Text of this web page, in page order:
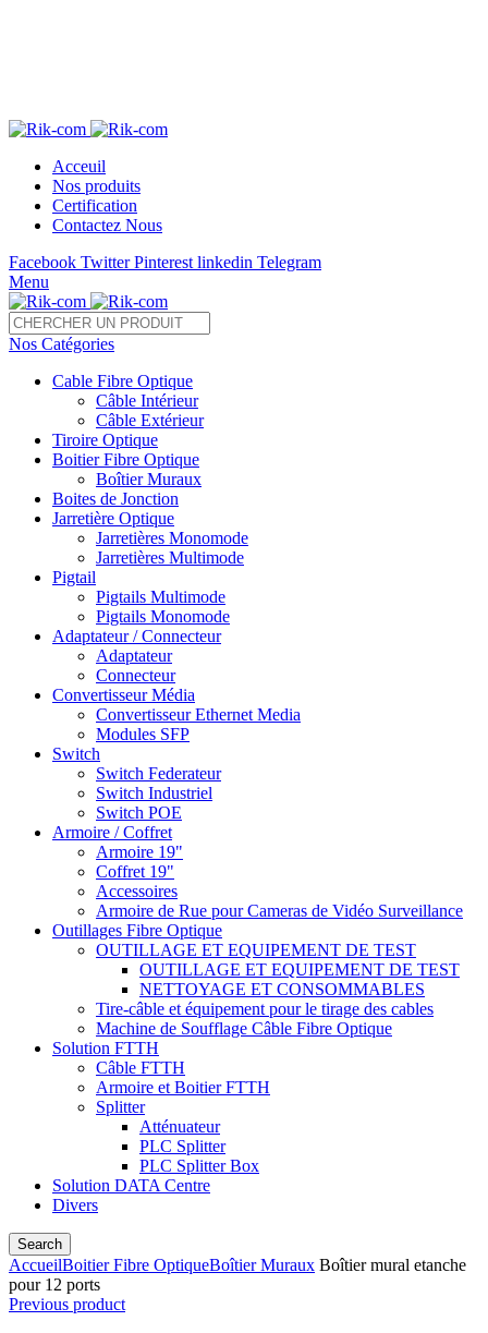
Acceuil
Nos produits
Certification
Contactez Nous
Facebook Twitter Pinterest linkedin Telegram
Menu
Nos Catégories
Cable Fibre Optique
Câble Intérieur
Câble Extérieur
Tiroire Optique
Boitier Fibre Optique
Boîtier Muraux
Boites de Jonction
Jarretière Optique
Jarretières Monomode
Jarretières Multimode
Pigtail
Pigtails Multimode
Pigtails Monomode
Adaptateur / Connecteur
Adaptateur
Connecteur
Convertisseur Média
Convertisseur Ethernet Media
Modules SFP
Switch
Switch Federateur
Switch Industriel
Switch POE
Armoire / Coffret
Armoire 19"
Coffret 19"
Accessoires
Armoire de Rue pour Cameras de Vidéo Surveillance
Outillages Fibre Optique
OUTILLAGE ET EQUIPEMENT DE TEST
OUTILLAGE ET EQUIPEMENT DE TEST
NETTOYAGE ET CONSOMMABLES
Tire-câble et équipement pour le tirage des cables
Machine de Soufflage Câble Fibre Optique
Solution FTTH
Câble FTTH
Armoire et Boitier FTTH
Splitter
Atténuateur
PLC Splitter
PLC Splitter Box
Solution DATA Centre
Divers
Search
AccueilBoitier Fibre OptiqueBoîtier Muraux Boîtier mural etanche
pour 12 ports
Previous product